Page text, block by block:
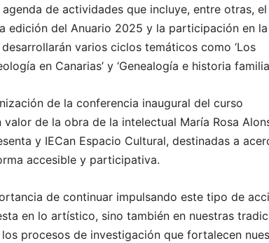
de actividades que incluye, entre otras, el
edición del Anuario 2025 y la participación en la
varios ciclos temáticos como ‘Los
en Canarias’ y ‘Genealogía e historia
de la conferencia inaugural del curso
de la obra de la intelectual María Rosa
y IECan Espacio Cultural, destinadas a
accesible y participativa.
de continuar impulsando este tipo de
en lo artístico, sino también en nuestras
procesos de investigación que fortalecen